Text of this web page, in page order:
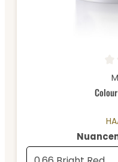
Durchschnittliche